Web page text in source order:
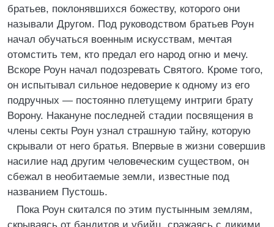
братьев, поклонявшихся божеству, которого они
называли Другом. Под руководством братьев Роун
начал обучаться военным искусствам, мечтая
отомстить тем, кто предал его народ огню и мечу.
Вскоре Роун начал подозревать Святого. Кроме того,
он испытывал сильное недоверие к одному из его
подручных — постоянно плетущему интриги брату
Ворону. Накануне последней стадии посвящения в
члены секты Роун узнал страшную тайну, которую
скрывали от него братья. Впервые в жизни совершив
насилие над другим человеческим существом, он
сбежал в необитаемые земли, известные под
названием Пустошь.
Пока Роун скитался по этим пустынным землям,